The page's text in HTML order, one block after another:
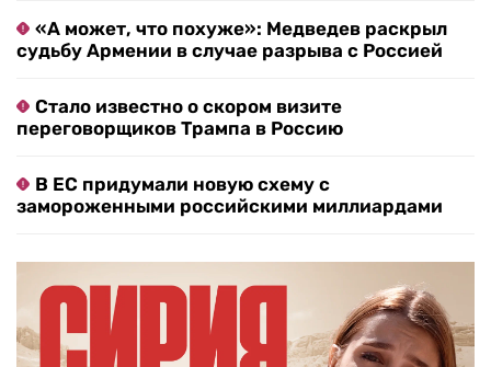
«А может, что похуже»: Медведев раскрыл
судьбу Армении в случае разрыва с Россией
Стало известно о скором визите
переговорщиков Трампа в Россию
В ЕС придумали новую схему с
замороженными российскими миллиардами